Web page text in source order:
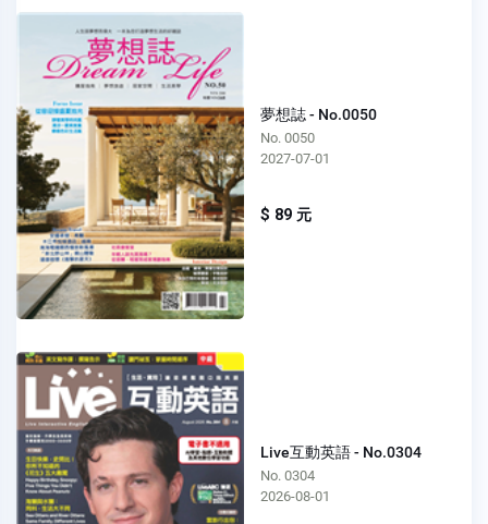
夢想誌 - No.0050
No. 0050
2027-07-01
$ 89 元
Live互動英語 - No.0304
No. 0304
2026-08-01